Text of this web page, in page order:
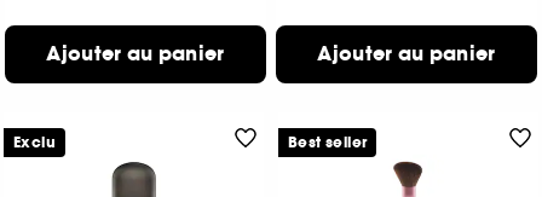
Ajouter au panier Ajouter au panier
Exclu Best seller